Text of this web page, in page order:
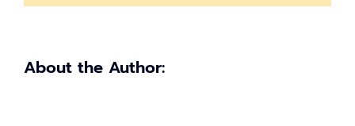
สุด
About the Author: